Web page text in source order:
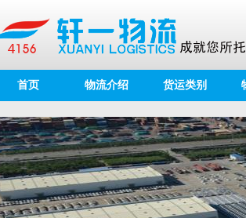
首页 物流介绍 货运类别